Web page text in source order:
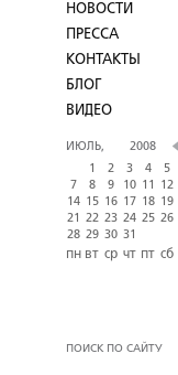
НОВОСТИ
ПРЕССА
КОНТАКТЫ
БЛОГ
ВИДЕО
ИЮЛЬ,
2008
1
2 3 4 5
7
8 9 10 11 12
14 15 16 17 18 19
21
22 23 24 25 26
28 29 30 31
пн вт ср чт пт сб
ПОИСК ПО САЙТУ